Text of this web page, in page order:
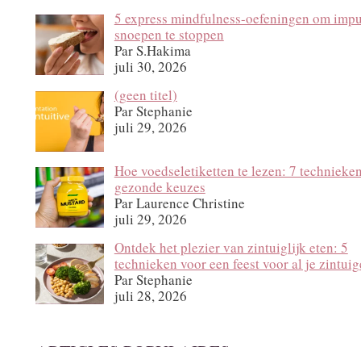
5 express mindfulness-oefeningen om
snoepen te stoppen
Par S.Hakima
juli 30, 2026
(geen titel)Bericht
12140
Par Stephanie
juli 29, 2026
Hoe voedseletiketten te lezen: 7
gezonde keuzes
Par Laurence Christine
juli 29, 2026
Ontdek het plezier van zintuiglijk eten: 5
technieken voor een feest voor al je
Par Stephanie
juli 28, 2026